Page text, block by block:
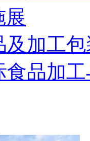
展
及加工
食品加